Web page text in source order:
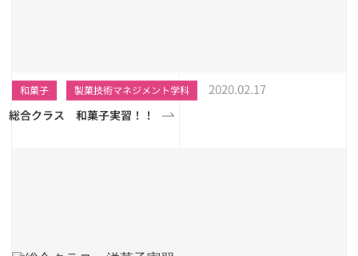
和菓子 製菓技術マネジメント学科 2020.02.17
総合クラス 和菓子実習！！